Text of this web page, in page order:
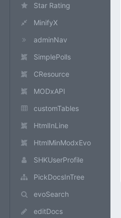
Star Rating
MinifyX
adminNav
SimplePolls
CResource
MODxAPI
customTables
HtmlInLine
HtmlMinModxEvo
SHKUserProfile
PickDocsInTree
evoSearch
editDocs